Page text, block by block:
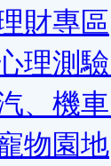
財專區
理測驗
、機車
物園地